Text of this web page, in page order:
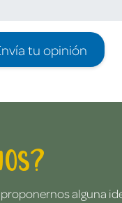
tu opinión
alguna